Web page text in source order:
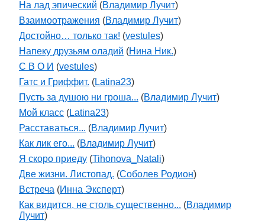
На лад эпический (Владимир Лучит)
Взаимоотражения (Владимир Лучит)
Достойно… только так! (vestules)
Напеку друзьям оладий (Нина Ник.)
С В О И (vestules)
Гатс и Гриффит. (Latina23)
Пусть за душою ни гроша... (Владимир Лучит)
Мой класс (Latina23)
Расставаться... (Владимир Лучит)
Как лик его... (Владимир Лучит)
Я скоро приеду (Tihonova_Natali)
Две жизни. Листопад. (Соболев Родион)
Встреча (Инна Эксперт)
Как видится, не столь существенно... (Владимир
Лучит)